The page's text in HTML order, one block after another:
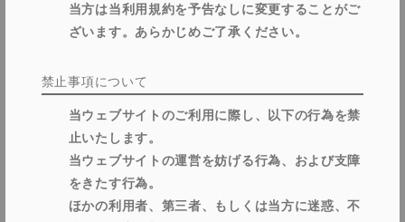
当方は当利用規約を予告なしに変更することがご
ざいます。あらかじめご了承ください。
禁止事項について
当ウェブサイトのご利用に際し、以下の行為を禁
止いたします。
当ウェブサイトの運営を妨げる行為、および支障
をきたす行為。
ほかの利用者、第三者、もしくは当方に迷惑、不